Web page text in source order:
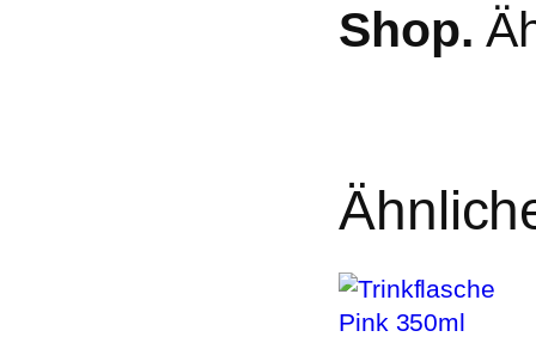
Menge
Shop.